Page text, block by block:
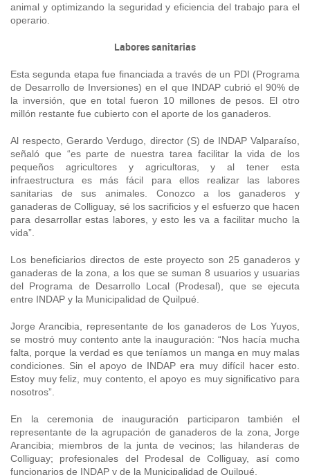
animal y optimizando la seguridad y eficiencia del trabajo para el
operario
Labores sanitarias
Esta segunda etapa fue financiada a través de un PDI (Programa
de Desarrollo de Inversiones) en el que INDAP cubrió el 90% de
la inversión, que en total fueron 10 millones de pesos. El otro
millón restante fue cubierto con el aporte de los ganaderos.
Al respecto, Gerardo Verdugo, director (S) de INDAP Valparaíso,
señaló que “es parte de nuestra tarea facilitar la vida de los
pequeños agricultores y agricultoras, y al tener esta
infraestructura es más fácil para ellos realizar las labores
sanitarias de sus animales. Conozco a los ganaderos y
ganaderas de Colliguay, sé los sacrificios y el esfuerzo que hacen
para desarrollar estas labores, y esto les va a facilitar mucho la
vida”.
Los beneficiarios directos de este proyecto son 25 ganaderos y
ganaderas de la zona, a los que se suman 8 usuarios y usuarias
del Programa de Desarrollo Local (Prodesal), que se ejecuta
entre INDAP y la Municipalidad de Quilpué.
Jorge Arancibia, representante de los ganaderos de Los Yuyos,
se mostró muy contento ante la inauguración: “Nos hacía mucha
falta, porque la verdad es que teníamos un manga en muy malas
condiciones. Sin el apoyo de INDAP era muy difícil hacer esto.
Estoy muy feliz, muy contento, el apoyo es muy significativo para
nosotros”.
En la ceremonia de inauguración participaron también el
representante de la agrupación de ganaderos de la zona, Jorge
Arancibia; miembros de la junta de vecinos; las hilanderas de
Colliguay; profesionales del Prodesal de Colliguay, así como
funcionarios de INDAP y de la Municipalidad de Quilpué.